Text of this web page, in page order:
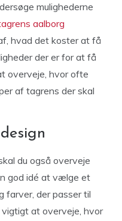
mulighederne
aalborg
hvad det koster at få
der er for at få
overveje, hvor ofte
af tagrens der skal
du også overveje
god idé at vælge et
farver, der passer til
at overveje, hvor